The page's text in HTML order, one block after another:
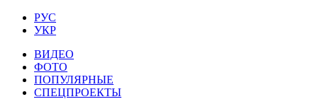
РУС
УКР
ВИДЕО
ФОТО
ПОПУЛЯРНЫЕ
СПЕЦПРОЕКТЫ